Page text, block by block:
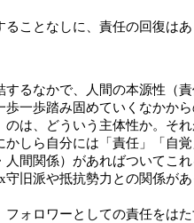
となしに、責任の回復は
るなかで、人間の本源性（
一歩踏み固めていくなかから
は、どういう主体性か。そ
しら自分には「責任」「自
間関係）があればついてこれ
旧派や抵抗勢力との関係が
ォロワーとしての責任をは